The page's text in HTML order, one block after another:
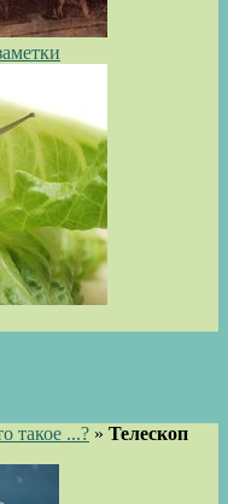
такое ...? » Телескоп